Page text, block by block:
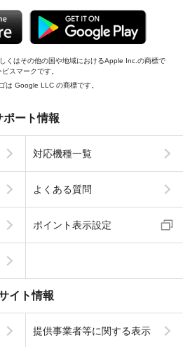
くはその他の国や地域におけるApple Inc.の商標で
スマークです。
Google LLC の商標です。
ポート情報
対応機種一覧
よくある質問
ポイント表示設定
イト情報
提供事業者等に関する表示